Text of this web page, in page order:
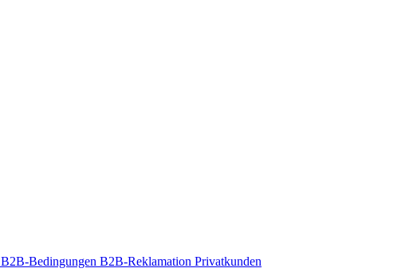
B2B-Bedingungen B2B-Reklamation Privatkunden